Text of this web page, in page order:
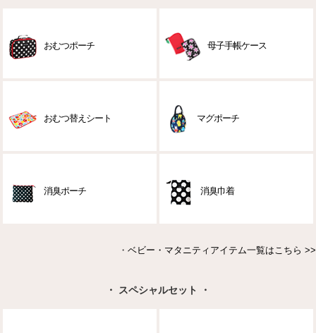
おむつポーチ 母子手帳ケース
おむつ替えシート マグポーチ
消臭ポーチ 消臭巾着
・ ベビー・マタニティアイテム一覧はこちら >>
・ スペシャルセット ・